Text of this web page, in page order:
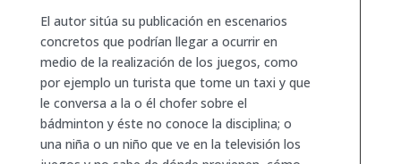
El autor sitúa su publicación en escenarios
concretos que podrían llegar a ocurrir en
medio de la realización de los juegos, como
por ejemplo un turista que tome un taxi y que
le conversa a la o él chofer sobre el
bádminton y éste no conoce la disciplina; o
una niña o un niño que ve en la televisión los